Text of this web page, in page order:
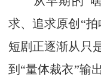
求、追求原创“
短剧正逐渐从只
到“量体裁衣”输